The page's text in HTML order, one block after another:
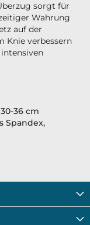
sorgt für
Wahrung
auf der
Knie verbessern
36 cm
Spandex,